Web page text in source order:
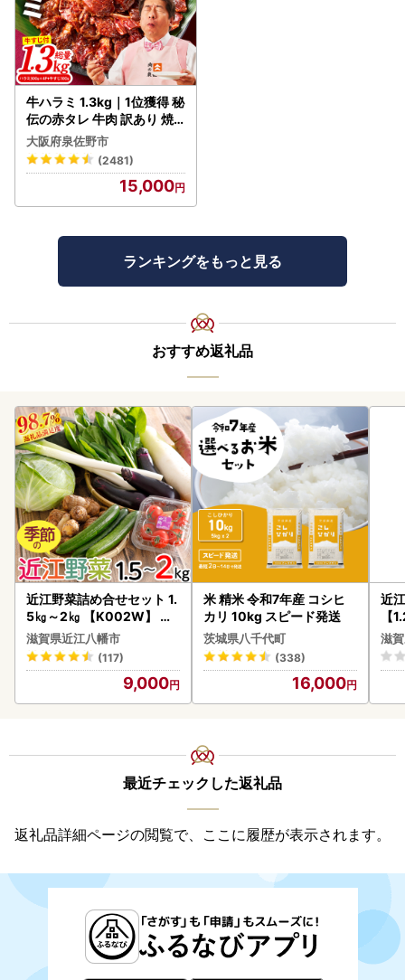
牛ハラミ 1.3kg｜1位獲得 秘
伝の赤タレ 牛肉 訳あり 焼
肉 BBQ
大阪府泉佐野市
(2481)
15,000
ランキングをもっと見る
おすすめ返礼品
近江野菜詰め合せセット 1.
5㎏～2㎏ 【K002W】 野
菜 旬 新鮮
滋賀県近江八幡市
(117)
9,000
米 精米 令和7年産 コシヒ
カリ 10kg スピード発送
茨城県八千代町
(338)
16,000
近
【
】
滋
最近チェックした返礼品
返礼品詳細ページの閲覧で、ここに履歴が表示されます。